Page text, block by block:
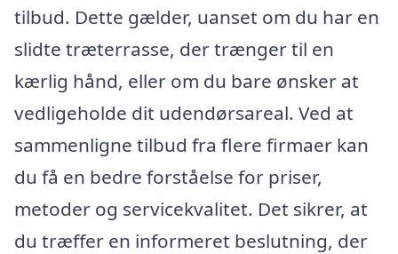
tilbud. Dette gælder, uanset om du har en
slidte træterrasse, der trænger til en
kærlig hånd, eller om du bare ønsker at
vedligeholde dit udendørsareal. Ved at
sammenligne tilbud fra flere firmaer kan
du få en bedre forståelse for priser,
metoder og servicekvalitet. Det sikrer, at
du træffer en informeret beslutning, der